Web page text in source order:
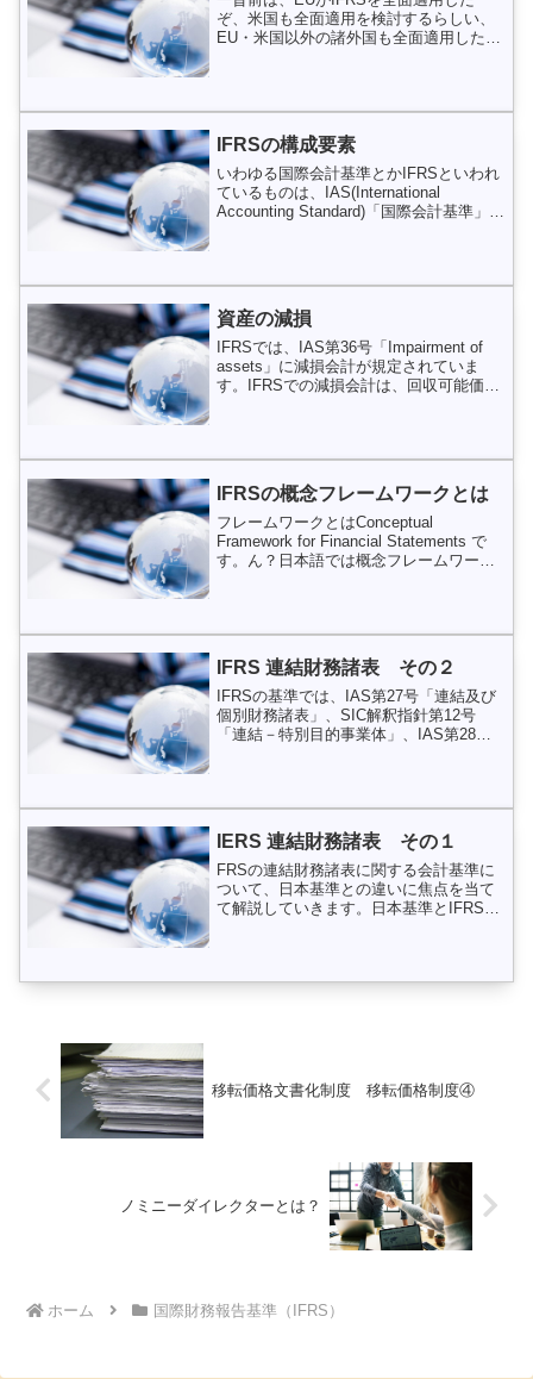
ぞ、米国も全面適用を検討するらしい、
EU・米国以外の諸外国も全面適用したら
務付け200...
IFRSの構成要素
いわゆる国際会計基準とかIFRSといわれ
ているものは、IAS(International
Accounting Standard)「国際会計基準」と
資産の減損
IFRSでは、IAS第36号「Impairment of
assets」に減損会計が規定されていま
す。IFRSでの減損会計は、回収可能価額
IFRSの概念フレームワークとは
フレームワークとはConceptual
Framework for Financial Statements で
す。ん？日本語では概念フレームワーク
IFRS 連結財務諸表 その２
IFRSの基準では、IAS第27号「連結及び
個別財務諸表」、SIC解釈指針第12号
「連結－特別目的事業体」、IAS第28号
IFR...
IERS 連結財務諸表 その１
FRSの連結財務諸表に関する会計基準に
ついて、日本基準との違いに焦点を当て
て解説していきます。日本基準とIFRSと
説と経済的単一体説...
移転価格文書化制度 移転価格制度④
ノミニーダイレクターとは？
ホーム 国際財務報告基準（IFRS）